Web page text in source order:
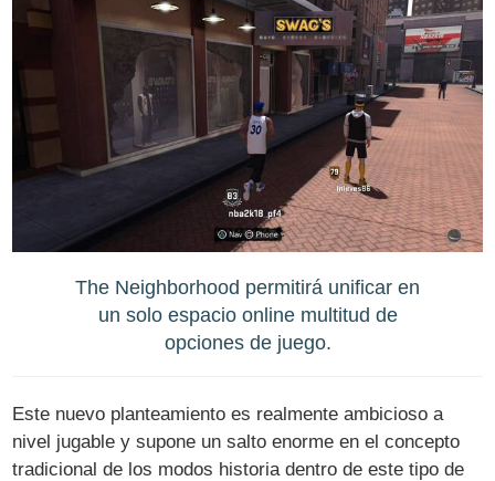
The Neighborhood permitirá unificar en
un solo espacio online multitud de
opciones de juego.
Este nuevo planteamiento es realmente ambicioso a
nivel jugable y supone un salto enorme en el concepto
tradicional de los modos historia dentro de este tipo de